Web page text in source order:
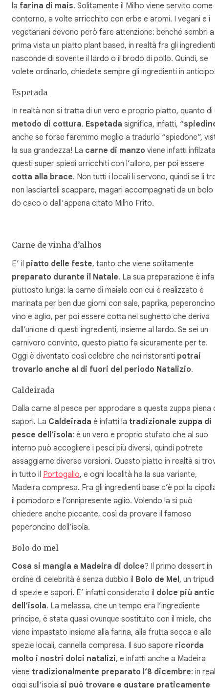
la farina di mais. Solitamente il Milho viene servito come
contorno, a volte arricchito con erbe e aromi. I vegani e i
vegetariani devono però fare attenzione: benché sembri a
prima vista un piatto plant based, in realtà fra gli ingredienti
nasconde di sovente il lardo o il brodo di pollo. Quindi, se
volete ordinarlo, chiedete sempre gli ingredienti in anticipo!
Espetada
In realtà non si tratta di un vero e proprio piatto, quanto di
metodo di cottura. Espetada significa, infatti, “spiedino
anche se forse faremmo meglio a tradurlo “spiedone”,
la sua grandezza! La carne di manzo viene infatti infilzata
questi super spiedi arricchiti con l’alloro, per poi essere
cotta alla brace. Non tutti i locali li servono, quindi se li
non lasciarteli scappare, magari accompagnati da un bolo
do caco o dall’appena citato Milho Frito.
Carne de vinha d’alhos
E’ il piatto delle feste, tanto che viene solitamente
preparato durante il Natale. La sua preparazione è
piuttosto lunga: la carne di maiale con cui è realizzato è
marinata per ben due giorni con sale, paprika, peperoncino,
vino e aglio, per poi essere cotta nel sughetto che deriva
dall’unione di questi ingredienti, insieme al lardo. Se sei un
carnivoro convinto, questo piatto fa sicuramente per te.
Oggi è diventato così celebre che nei ristoranti potrai
trovarlo anche al di fuori del periodo Natalizio.
Caldeirada
Dalla carne al pesce per approdare a questa zuppa piena di
sapori. La Caldeirada è infatti la tradizionale zuppa di
pesce dell’isola: è un vero e proprio stufato che al suo
interno può accogliere i pesci più diversi, quindi potrete
assaggiarne diverse versioni. Questo piatto in realtà si
in tutto il Portogallo, e ogni località ha la sua variante,
Madeira compresa. Fra gli ingredienti base c’è poi la cipolla,
il pomodoro e l’onnipresente aglio. Volendo la si può
chiedere anche piccante, così da provare il famoso
peperoncino dell’isola.
Bolo do mel
Cosa si mangia a Madeira di dolce? Il primo dessert in
ordine di celebrità è senza dubbio il Bolo de Mel, un tripudio
di spezie e sapori. E’ infatti considerato il dolce più antico
dell’isola. La melassa, che un tempo era l’ingrediente
principe, è stata quasi ovunque sostituito con il miele, che
viene impastato insieme alla farina, alla frutta secca e alle
spezie locali, cannella compresa. Il suo sapore ricorda
molto i nostri dolci natalizi, e infatti anche a Madeira
viene tradizionalmente preparato l’8 dicembre: in
oggi sull’isola si può trovare e gustare praticamente